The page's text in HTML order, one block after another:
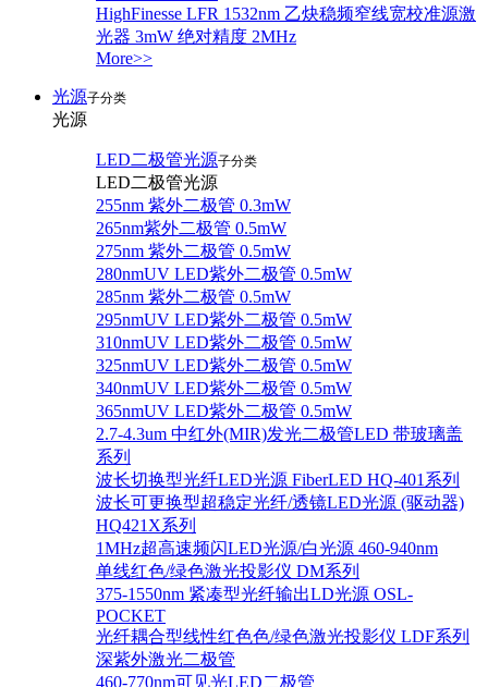
HighFinesse LFR 1532nm 乙炔稳频窄线宽校准源激
光器 3mW 绝对精度 2MHz
More>>
光源子分类
光源
LED二极管光源子分类
LED二极管光源
255nm 紫外二极管 0.3mW
265nm紫外二极管 0.5mW
275nm 紫外二极管 0.5mW
280nmUV LED紫外二极管 0.5mW
285nm 紫外二极管 0.5mW
295nmUV LED紫外二极管 0.5mW
310nmUV LED紫外二极管 0.5mW
325nmUV LED紫外二极管 0.5mW
340nmUV LED紫外二极管 0.5mW
365nmUV LED紫外二极管 0.5mW
2.7-4.3um 中红外(MIR)发光二极管LED 带玻璃盖
系列
波长切换型光纤LED光源 FiberLED HQ-401系列
波长可更换型超稳定光纤/透镜LED光源 (驱动器)
HQ421X系列
1MHz超高速频闪LED光源/白光源 460-940nm
单线红色/绿色激光投影仪 DM系列
375-1550nm 紧凑型光纤输出LD光源 OSL-
POCKET
光纤耦合型线性红色色/绿色激光投影仪 LDF系列
深紫外激光二极管
460-770nm可见光LED二极管